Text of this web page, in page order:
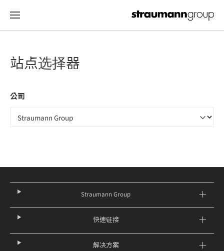
站点选择器
公司
Straumann Group
快速链接
解决方案